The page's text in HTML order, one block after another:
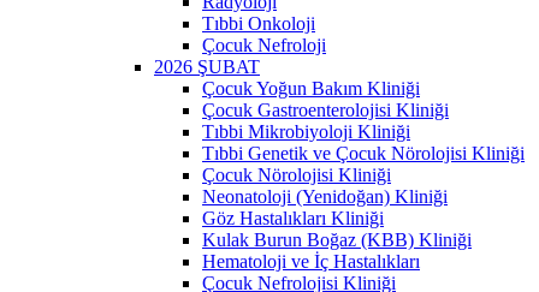
Tıbbi Onkoloji
Çocuk Nefroloji
2026 ŞUBAT
Çocuk Yoğun Bakım Kliniği
Çocuk Gastroenterolojisi Kliniği
Tıbbi Mikrobiyoloji Kliniği
Tıbbi Genetik ve Çocuk Nörolojisi Kliniği
Çocuk Nörolojisi Kliniği
Neonatoloji (Yenidoğan) Kliniği
Göz Hastalıkları Kliniği
Kulak Burun Boğaz (KBB) Kliniği
Hematoloji ve İç Hastalıkları
Çocuk Nefrolojisi Kliniği